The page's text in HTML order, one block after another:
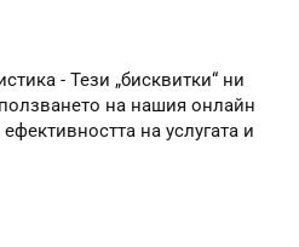
- Тези „бисквитки“ ни
на нашия онлайн
на услугата и